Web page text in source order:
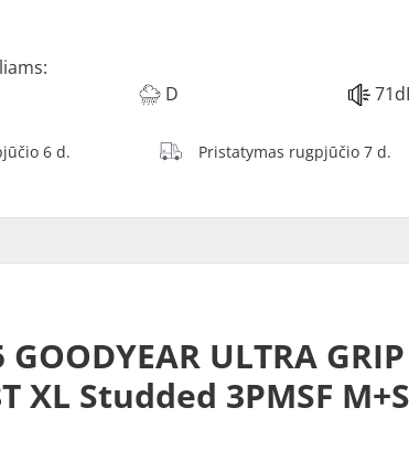
D
6 d. Pristatymas rugpjūčio 7 d.
ULTRA
XL Studded 3PMSF